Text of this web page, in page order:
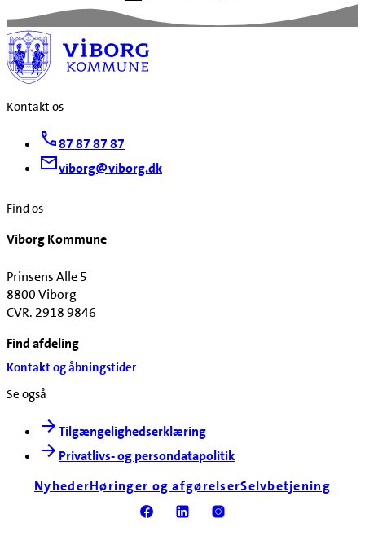
Kontakt os
87 87 87 87
viborg@viborg.dk
Find os
Viborg Kommune
Prinsens Alle 5
8800 Viborg
CVR. 2918 9846
Find afdeling
Kontakt og åbningstider
Se også
Tilgængelighedserklæring
Privatlivs- og persondatapolitik
NyhederHøringer og afgørelserSelvbetjening